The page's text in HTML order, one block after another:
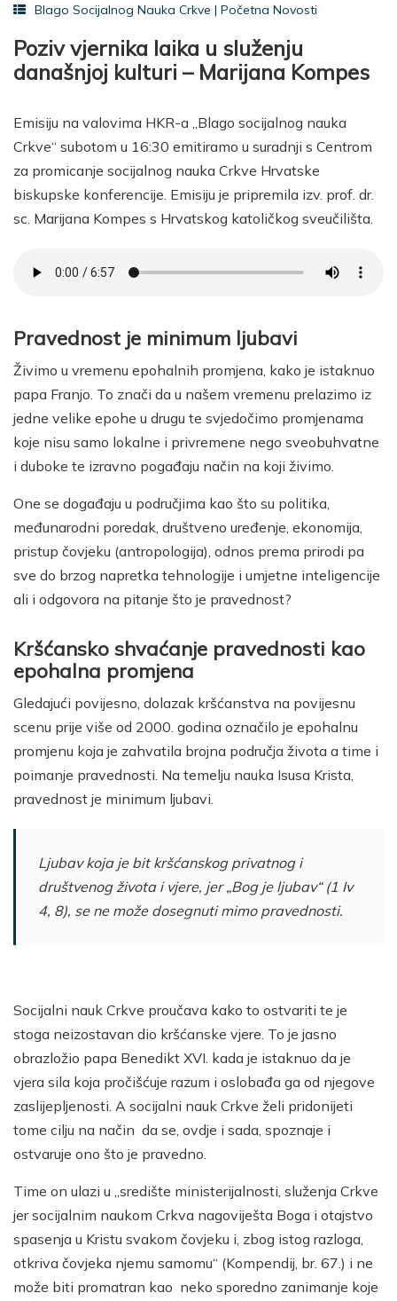
Blago Socijalnog Nauka Crkve | Početna Novosti
Poziv vjernika laika u služenju
današnjoj kulturi – Marijana Kompes
Emisiju na valovima HKR-a „Blago socijalnog nauka
Crkve“ subotom u 16:30 emitiramo u suradnji s Centrom
za promicanje socijalnog nauka Crkve Hrvatske
biskupske konferencije. Emisiju je pripremila izv. prof. dr.
sc. Marijana Kompes s Hrvatskog katoličkog sveučilišta.
Pravednost je minimum ljubavi
Živimo u vremenu epohalnih promjena, kako je istaknuo
papa Franjo. To znači da u našem vremenu prelazimo iz
jedne velike epohe u drugu te svjedočimo promjenama
koje nisu samo lokalne i privremene nego sveobuhvatne
i duboke te izravno pogađaju način na koji živimo.
One se događaju u područjima kao što su politika,
međunarodni poredak, društveno uređenje, ekonomija,
pristup čovjeku (antropologija), odnos prema prirodi pa
sve do brzog napretka tehnologije i umjetne inteligencije
ali i odgovora na pitanje što je pravednost?
Kršćansko shvaćanje pravednosti kao
epohalna promjena
Gledajući povijesno, dolazak kršćanstva na povijesnu
scenu prije više od 2000. godina označilo je epohalnu
promjenu koja je zahvatila brojna područja života a time i
poimanje pravednosti. Na temelju nauka Isusa Krista,
pravednost je minimum ljubavi.
Ljubav koja je bit kršćanskog privatnog i
društvenog života i vjere, jer „Bog je ljubav“ (1 Iv
4, 8), se ne može dosegnuti mimo pravednosti.
Socijalni nauk Crkve proučava kako to ostvariti te je
stoga neizostavan dio kršćanske vjere. To je jasno
obrazložio papa Benedikt XVI. kada je istaknuo da je
vjera sila koja pročišćuje razum i oslobađa ga od njegove
zaslijepljenosti. A socijalni nauk Crkve želi pridonijeti
tome cilju na način da se, ovdje i sada, spoznaje i
ostvaruje ono što je pravedno.
Time on ulazi u „središte ministerijalnosti, služenja Crkve
jer socijalnim naukom Crkva nagoviješta Boga i otajstvo
spasenja u Kristu svakom čovjeku i, zbog istog razloga,
otkriva čovjeka njemu samomu“ (Kompendij, br. 67.) i ne
može biti promatran kao neko sporedno zanimanje koje